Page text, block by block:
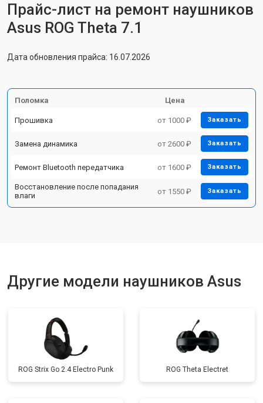
Прайс-лист на ремонт наушников
Asus ROG Theta 7.1
Дата обновления прайса: 16.07.2026
Поломка Цена
Прошивка от 1000 ₽ Заказать
Замена динамика от 2600 ₽ Заказать
Ремонт Bluetooth передатчика от 1600 ₽ Заказать
Восстановление после попадания
влаги
от 1550 ₽ Заказать
Другие модели наушников Asus
ROG Strix Go 2.4 Electro Punk ROG Theta Electret